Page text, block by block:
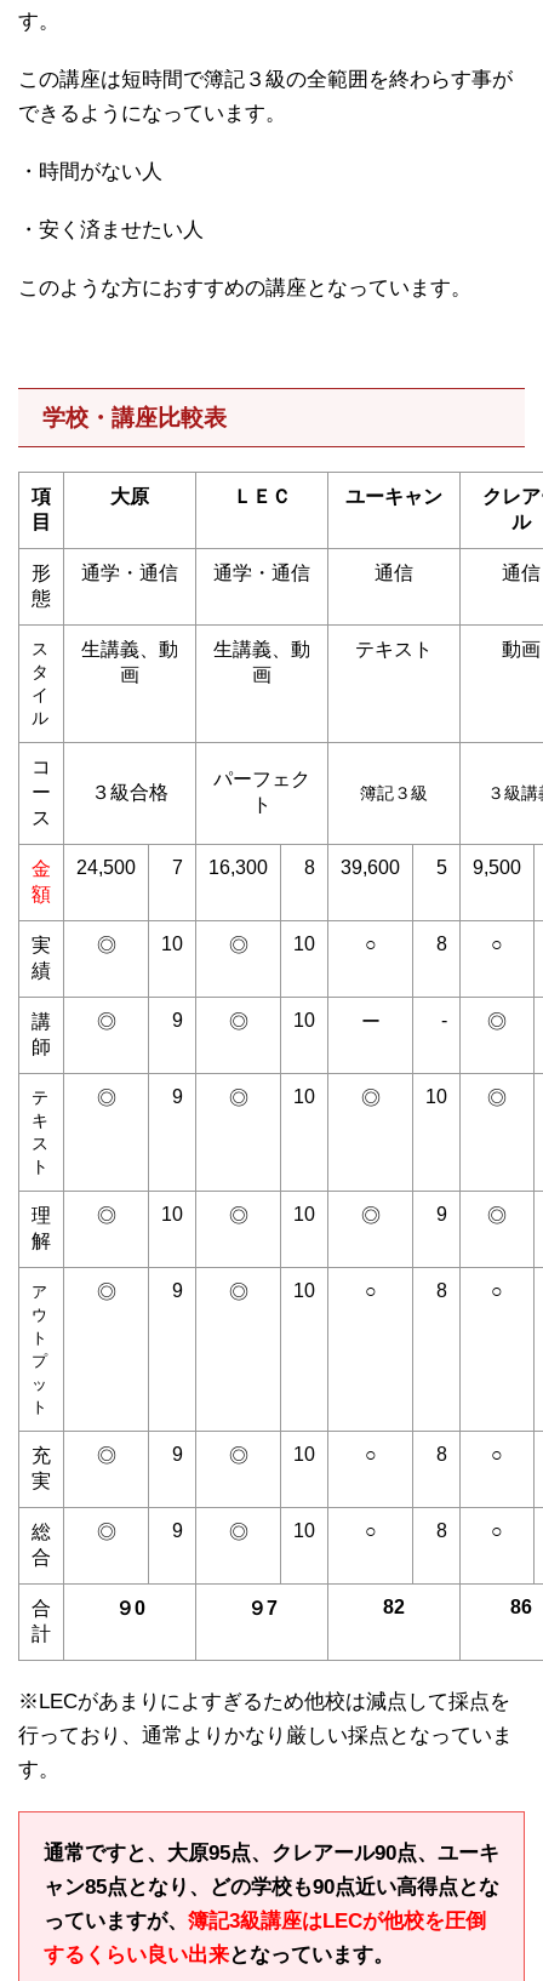
す。
この講座は短時間で簿記３級の全範囲を終わらす事が
できるようになっています。
・時間がない人
・安く済ませたい人
このような方におすすめの講座となっています。
学校・講座比較表
項
目
大原 ＬＥＣ ユーキャン
クレ
ル
形
態
通学・通信 通学・通信 通信 通信
ス
タ
イ
ル
生講義、動
画
生講義、動
画
テキスト 動画
コ
ー
ス
３級合格
パーフェク
ト
簿記３級 ３級講
金
額
24,500 7 16,300 8 39,600 5 9,500
実
績
◎ 10 ◎ 10 ○ 8 ○
講
師
◎ 9 ◎ 10 ー - ◎
テ
キ
ス
ト
◎ 9 ◎ 10 ◎ 10 ◎
理
解
◎ 10 ◎ 10 ◎ 9 ◎
ア
ウ
ト
プ
ッ
ト
◎ 9 ◎ 10 ○ 8 ○
充
実
◎ 9 ◎ 10 ○ 8 ○
総
合
◎ 9 ◎ 10 ○ 8 ○
合
計
９0 ９7 82 86
※LECがあまりによすぎるため他校は減点して採点を
行っており、通常よりかなり厳しい採点となっていま
す。
通常ですと、大原95点、クレアール90点、ユーキ
ャン85点となり、どの学校も90点近い高得点とな
っていますが、 簿記3級講座はLECが他校を圧倒
するくらい良い出来となっています。